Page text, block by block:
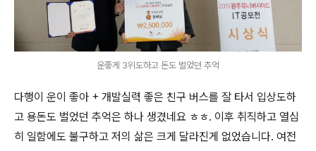
운좋게 3위도하고 돈도 벌었던 추억
다행이 운이 좋아 + 개발실력 좋은 친구 버스를 잘 타서 입상도하
고 용돈도 벌었던 추억은 하나 생겼네요 ㅎㅎ. 이후 취직하고 열심
히 일함에도 불구하고 저의 삶은 크게 달라진게 없었습니다. 여전